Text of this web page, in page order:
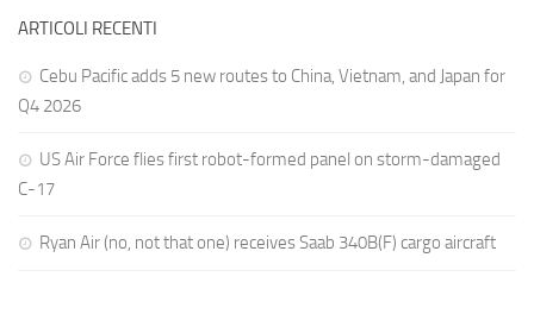
ARTICOLI RECENTI
Cebu Pacific adds 5 new routes to China, Vietnam, and Japan for
Q4 2026
US Air Force flies first robot-formed panel on storm-damaged
C-17
Ryan Air (no, not that one) receives Saab 340B(F) cargo aircraft